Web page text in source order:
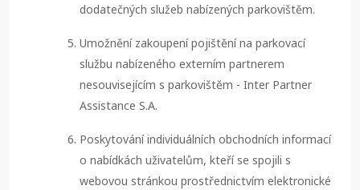
dodatečných služeb nabízených parkovištěm.
Umožnění zakoupení pojištění na parkovací
službu nabízeného externím partnerem
nesouvisejícím s parkovištěm - Inter Partner
Assistance S.A.
Poskytování individuálních obchodních informací
o nabídkách uživatelům, kteří se spojili s
webovou stránkou prostřednictvím elektronické